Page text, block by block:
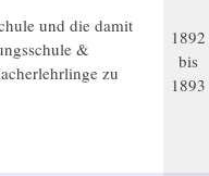
und die damit
&
zu
1892
bis
1893